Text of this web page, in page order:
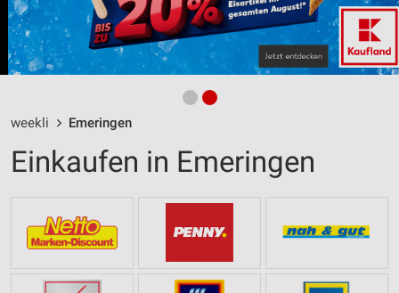
weekli Emeringen
Einkaufen in Emeringen